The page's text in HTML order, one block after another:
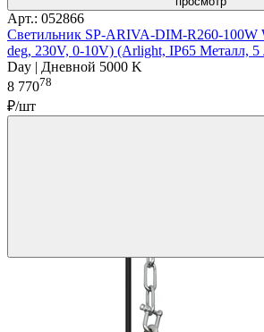
Арт.: 052866
Светильник SP-ARIVA-DIM-R260-100W
deg, 230V, 0-10V) (Arlight, IP65 Металл, 5
Day | Дневной 5000 K
8 77078
₽/шт